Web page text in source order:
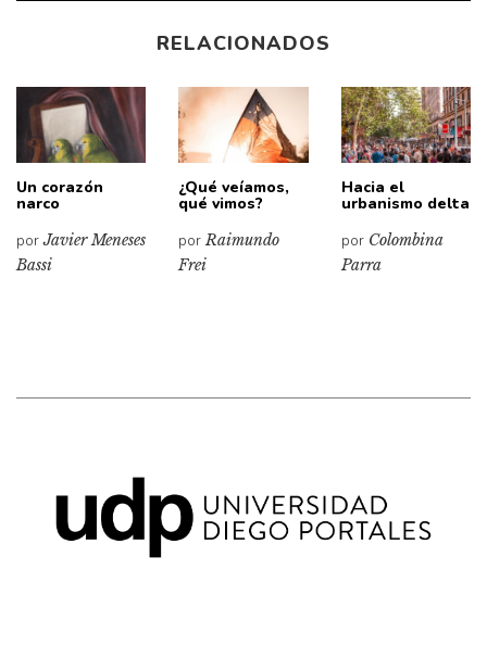
RELACIONADOS
Un corazón
narco
porJavier Meneses
Bassi
¿Qué veíamos,
qué vimos?
porRaimundo
Frei
Hacia el
urbanismo delta
por Colombina
Parra